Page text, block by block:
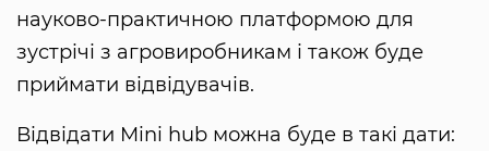
науково-практичною платформою для
зустрічі з агровиробникам і також буде
приймати відвідувачів.
Відвідати Mini hub можна буде в такі дати: